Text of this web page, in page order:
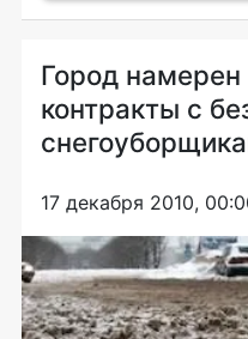
Город намерен
контракты с
17 декабря 2010,